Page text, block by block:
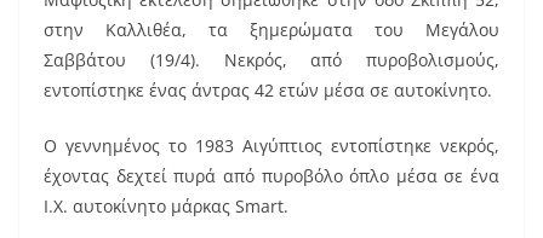
c
e
b
o
o
k
ai er
e
st
στην Καλλιθέα, τα ξημερώματα του Μεγάλου
Σαββάτου (19/4). Νεκρός, από πυροβολισμούς,
εντοπίστηκε ένας άντρας 42 ετών μέσα σε αυτοκίνητο.
Ο γεννημένος το 1983 Αιγύπτιος εντοπίστηκε νεκρός,
έχοντας δεχτεί πυρά από πυροβόλο όπλο μέσα σε ένα
Ι.Χ. αυτοκίνητο μάρκας Smart.